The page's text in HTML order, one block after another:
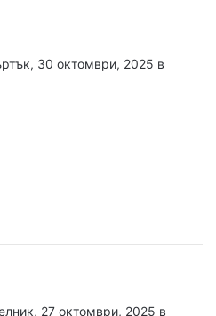
30 октомври, 2025 в
27 октомври, 2025 в